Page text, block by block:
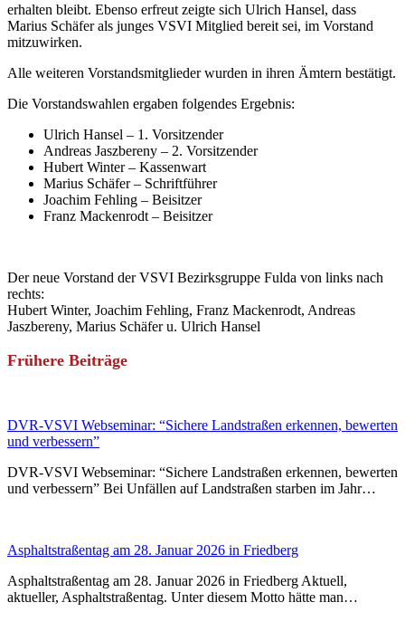
erhalten bleibt. Ebenso erfreut zeigte sich Ulrich Hansel, dass
Marius Schäfer als junges VSVI Mitglied bereit sei, im Vorstand
mitzuwirken.
Alle weiteren Vorstandsmitglieder wurden in ihren Ämtern bestätigt.
Die Vorstandswahlen ergaben folgendes Ergebnis:
Ulrich Hansel – 1. Vorsitzender
Andreas Jaszbereny – 2. Vorsitzender
Hubert Winter – Kassenwart
Marius Schäfer – Schriftführer
Joachim Fehling – Beisitzer
Franz Mackenrodt – Beisitzer
Der neue Vorstand der VSVI Bezirksgruppe Fulda von links nach
rechts:
Hubert Winter, Joachim Fehling, Franz Mackenrodt, Andreas
Jaszbereny, Marius Schäfer u. Ulrich Hansel
Frühere Beiträge
DVR-VSVI Webseminar: “Sichere Landstraßen erkennen, bewerten
und verbessern”
DVR-VSVI Webseminar: “Sichere Landstraßen erkennen, bewerten
und verbessern” Bei Unfällen auf Landstraßen starben im Jahr…
Asphaltstraßentag am 28. Januar 2026 in Friedberg
Asphaltstraßentag am 28. Januar 2026 in Friedberg Aktuell,
aktueller, Asphaltstraßentag. Unter diesem Motto hätte man…